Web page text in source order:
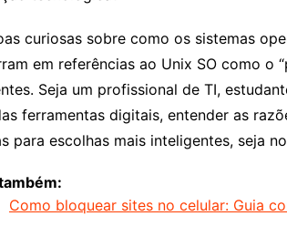
curiosas sobre como os sistemas
em referências ao Unix SO como o
Seja um profissional de TI,
ferramentas digitais, entender as
para escolhas mais inteligentes, seja
Como bloquear sites no celular: Guia